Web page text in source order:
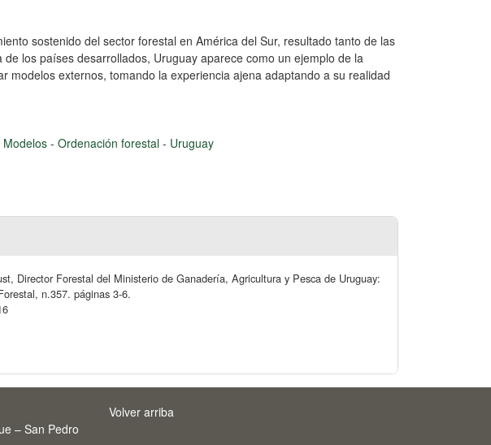
sostenido del sector forestal en América del Sur, resultado tanto de las
los países desarrollados, Uruguay aparece como un ejemplo de la
modelos externos, tomando la experiencia ajena adaptando a su realidad
Modelos - Ordenación forestal - Uruguay
Director Forestal del Ministerio de Ganadería, Agricultura y Pesca de Uruguay:
n.357. páginas 3-6.
– San Pedro
Volver arriba